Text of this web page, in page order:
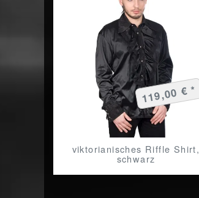
viktorianisches Riffle Shirt,
schwarz
119,00 € *